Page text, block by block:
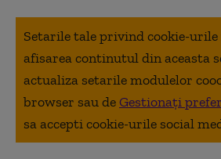
Setarile tale privind cookie-
afisarea continutul din aceasta
actualiza setarile modulelor
browser sau deGestionați
sa accepti cookie-urile social